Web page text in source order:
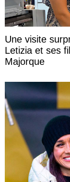
Une visite
Letizia et ses
Majorque